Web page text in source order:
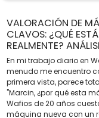
VALORACIÓN DE
CLAVOS: ¿QUÉ
REALMENTE?
En mi trabajo diario en
menudo me encuentro
primera vista, parece
"Marcin, ¿por qué esta
Wafios de 20 años
máquina nueva con un